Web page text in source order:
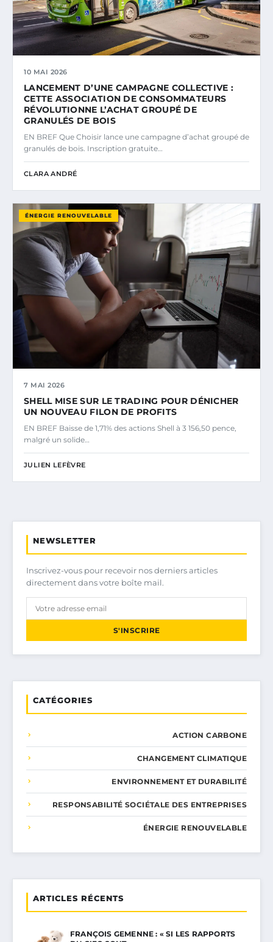
10 MAI 2026
LANCEMENT D’UNE CAMPAGNE COLLECTIVE :
CETTE ASSOCIATION DE CONSOMMATEURS
RÉVOLUTIONNE L’ACHAT GROUPÉ DE
GRANULÉS DE BOIS
EN BREF Que Choisir lance une campagne d’achat groupé de
granulés de bois. Inscription gratuite…
CLARA ANDRÉ
ÉNERGIE RENOUVELABLE
7 MAI 2026
SHELL MISE SUR LE TRADING POUR DÉNICHER
UN NOUVEAU FILON DE PROFITS
EN BREF Baisse de 1,71% des actions Shell à 3 156,50 pence,
malgré un solide…
JULIEN LEFÈVRE
NEWSLETTER
Inscrivez-vous pour recevoir nos derniers articles
directement dans votre boîte mail.
S'INSCRIRE
CATÉGORIES
ACTION CARBONE
CHANGEMENT CLIMATIQUE
ENVIRONNEMENT ET DURABILITÉ
RESPONSABILITÉ SOCIÉTALE DES ENTREPRISES
ÉNERGIE RENOUVELABLE
ARTICLES RÉCENTS
FRANÇOIS GEMENNE : « SI LES RAPPORTS